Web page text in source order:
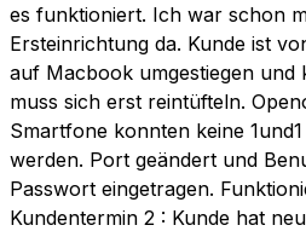
es funktioniert. Ich war schon
Ersteinrichtung da. Kunde ist
auf Macbook umgestiegen und
muss sich erst reintüfteln.
Smartfone konnten keine
werden. Port geändert und
Passwort eingetragen.
Kundentermin 2 : Kunde hat